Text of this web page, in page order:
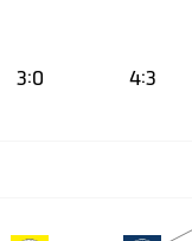
3:0 4:3